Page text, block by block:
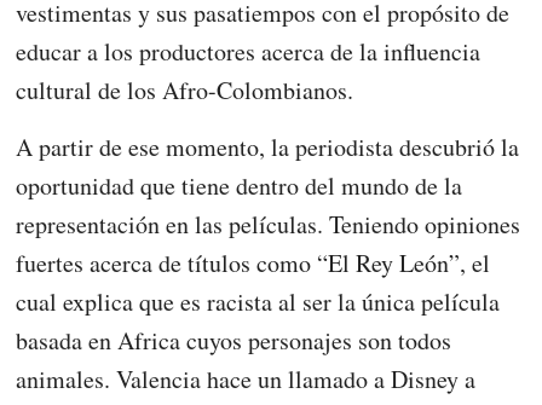
vestimentas y sus pasatiempos con el propósito de
educar a los productores acerca de la influencia
cultural de los Afro-Colombianos.
A partir de ese momento, la periodista descubrió la
oportunidad que tiene dentro del mundo de la
representación en las películas. Teniendo opiniones
fuertes acerca de títulos como “El Rey León”, el
cual explica que es racista al ser la única película
basada en Africa cuyos personajes son todos
animales. Valencia hace un llamado a Disney a